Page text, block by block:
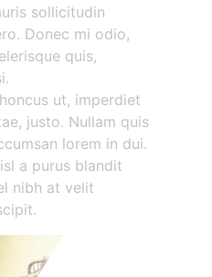
sollicitudin
Donec mi odio,
quis,
ut, imperdiet
justo. Nullam quis
lorem in dui.
a purus blandit
nibh at velit